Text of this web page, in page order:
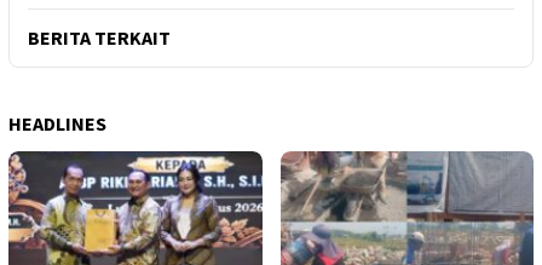
BERITA TERKAIT
HEADLINES